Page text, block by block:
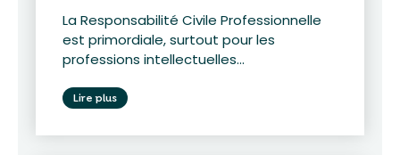
La Responsabilité Civile Professionnelle
est primordiale, surtout pour les
professions intellectuelles...
Lire plus